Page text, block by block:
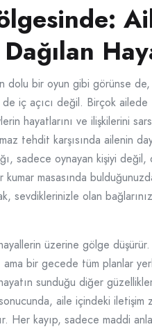
dolu bir oyun gibi görünse
iç açıcı değil. Birçok ailede
hayatlarını ve ilişkilerini
tehdit karşısında ailenin
sadece oynayan kişiyi değil,
kumar masasında
sevdiklerinizle olan
üzerine gölge
ama bir gecede tüm planlar
sunduğu diğer
aile içindeki iletişim
Her kayıp, sadece maddi